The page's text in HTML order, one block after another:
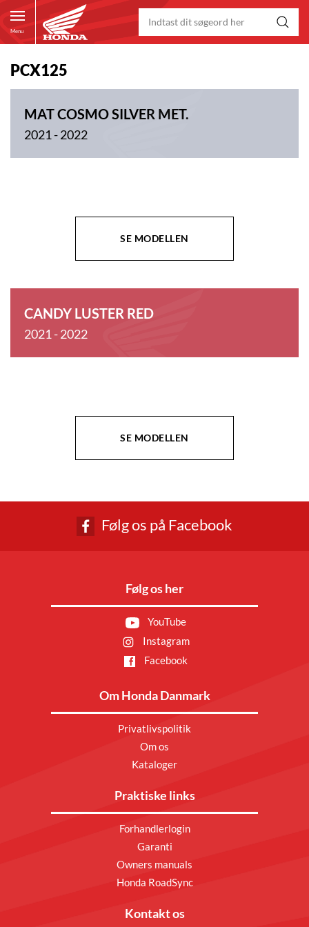
Menu
PCX125
MAT COSMO SILVER MET.
2021 - 2022
SE MODELLEN
CANDY LUSTER RED
2021 - 2022
SE MODELLEN
Følg os på Facebook
Følg os her
YouTube
Instagram
Facebook
Om Honda Danmark
Privatlivspolitik
Om os
Kataloger
Praktiske links
Forhandlerlogin
Garanti
Owners manuals
Honda RoadSync
Kontakt os